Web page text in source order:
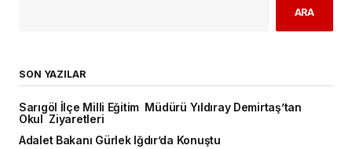
ARA
SON YAZILAR
Sarıgöl İlçe Milli Eğitim Müdürü Yıldıray Demirtaş’tan
Okul Ziyaretleri
Adalet Bakanı Gürlek Iğdır’da Konuştu